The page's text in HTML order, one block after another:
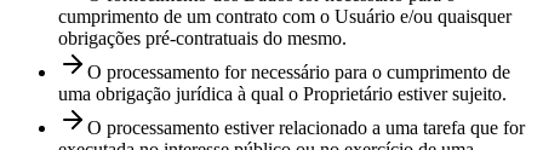
cumprimento de um contrato com o Usuário e/ou quaisquer
obrigações pré-contratuais do mesmo.
O processamento for necessário para o cumprimento de
uma obrigação jurídica à qual o Proprietário estiver sujeito.
O processamento estiver relacionado a uma tarefa que for